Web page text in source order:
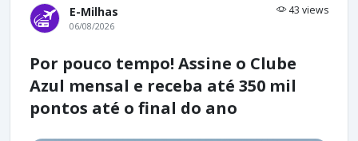
E-Milhas 43 views
06/08/2026
Por pouco tempo! Assine o Clube
Azul mensal e receba até 350 mil
pontos até o final do ano